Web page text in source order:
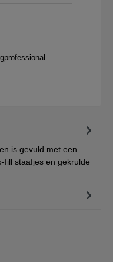
is gevuld met een
fill staafjes en gekrulde